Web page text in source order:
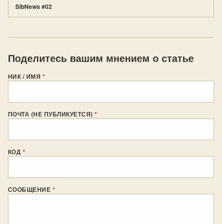
SibNews #02
Поделитесь вашим мнением о статье
НИК / ИМЯ *
ПОЧТА (НЕ ПУБЛИКУЕТСЯ)*
КОД *
СООБЩЕНИЕ *